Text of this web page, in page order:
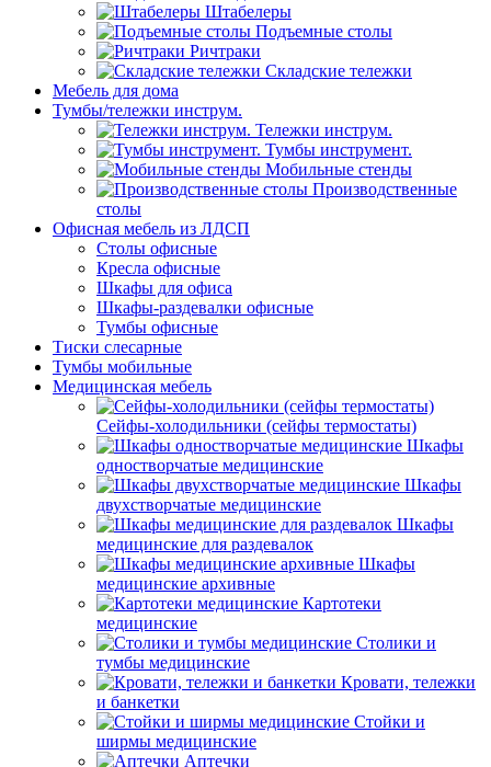
Штабелеры
Подъемные столы
Ричтраки
Складские тележки
Мебель для дома
Тумбы/тележки инструм.
Тележки инструм.
Тумбы инструмент.
Мобильные стенды
Производственные
столы
Офисная мебель из ЛДСП
Столы офисные
Кресла офисные
Шкафы для офиса
Шкафы-раздевалки офисные
Тумбы офисные
Тиски слесарные
Тумбы мобильные
Медицинская мебель
Сейфы-холодильники (сейфы термостаты)
Шкафы
одностворчатые медицинские
Шкафы
двухстворчатые медицинские
Шкафы
медицинские для раздевалок
Шкафы
медицинские архивные
Картотеки
медицинские
Столики и
тумбы медицинские
Кровати, тележки
и банкетки
Стойки и
ширмы медицинские
Аптечки